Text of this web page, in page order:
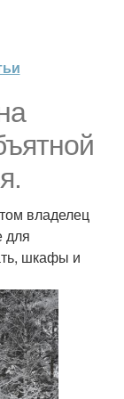
владелец
для
шкафы и